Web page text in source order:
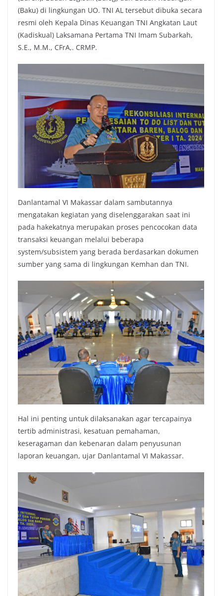
(Baku) di lingkungan UO. TNI AL tersebut dibuka secara
resmi oleh Kepala Dinas Keuangan TNI Angkatan Laut
(Kadiskual) Laksamana Pertama TNI Imam Subarkah,
S.E., M.M., CFrA,. CRMP.
Danlantamal VI Makassar dalam sambutannya
mengatakan kegiatan yang diselenggarakan saat ini
pada hakekatnya merupakan proses pencocokan data
transaksi keuangan melalui beberapa
system/subsistem yang berada berdasarkan dokumen
sumber yang sama di lingkungan Kemhan dan TNI.
Hal ini penting untuk dilaksanakan agar tercapainya
tertib administrasi, kesatuan pemahaman,
keseragaman dan kebenaran dalam penyusunan
laporan keuangan, ujar Danlantamal VI Makassar.